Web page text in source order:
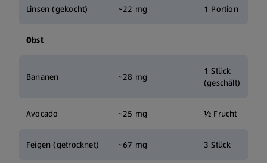
Linsen (gekocht) ~22 mg 1 Portion
Obst
Bananen ~28 mg
1 Stück
(geschält)
Avocado ~25 mg ½ Frucht
Feigen (getrocknet) ~67 mg 3 Stück